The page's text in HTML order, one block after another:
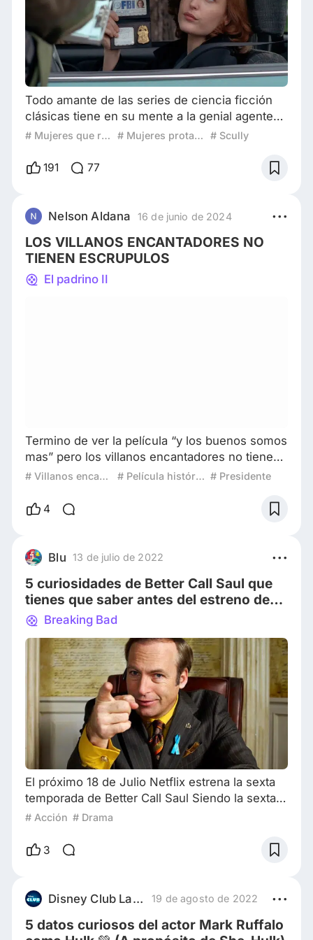
Todo amante de las series de ciencia ficción
clásicas tiene en su mente a la genial agente
especial del FBI, Dana Scully, una médico
para muchos es la mejor serie de la historia
transferida a los Archivos X y ser la compañera
de Mulder, pero no para ser un apoyo sino para
de
# Mujeres que revolucionaron el cine # Mujeres protagonistas # Scully
191 77
Nelson Aldana 16 de junio de 2024
LOS VILLANOS ENCANTADORES NO
TIENEN ESCRUPULOS
El padrino II
Termino de ver la película “y los buenos somos
mas” pero los villanos encantadores no tienen
escrúpulos, es una cuestión de preservación
cualquier terreno, les encanta alimentarse y
forma pueden alcanzar el poder o el poder los
puede alcanzar a ellos, es indistinto,
# Villanos encantadores # Película histórica # Presidente
4
Blu 13 de julio de 2022
5 curiosidades de Better Call Saul que
tienes que saber antes del estreno de
su sexta temporada
Breaking Bad
El próximo 18 de Julio Netflix estrena la sexta
temporada de Better Call Saul Siendo la sexta
la última temporada de la serie son muchas las
temporada fue mejor que la anterior y aunque
antes debes descubrir un par de datos que un
verdadero fanático debe saber. Better Call Saul
ha
# Acción # Drama
3
Disney Club Latam 19 de agosto de 2022
5 datos curiosos del actor Mark Ruffalo